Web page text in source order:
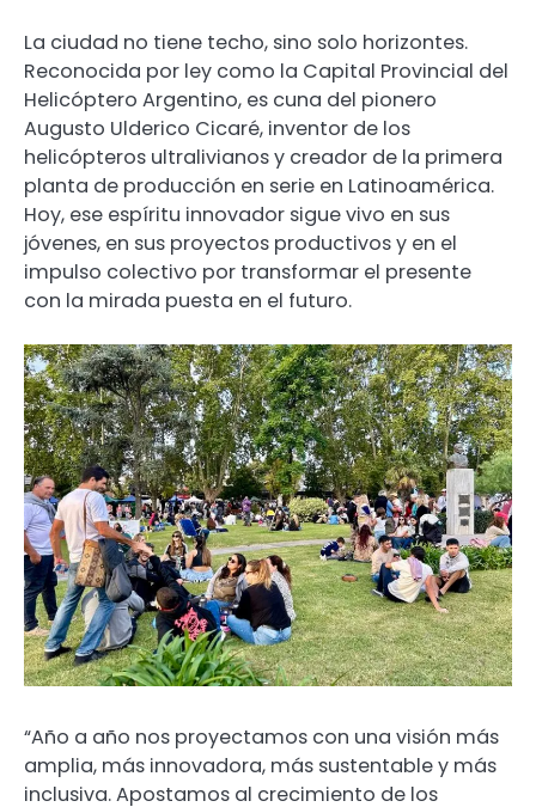
La ciudad no tiene techo, sino solo horizontes.
Reconocida por ley como la Capital Provincial del
Helicóptero Argentino, es cuna del pionero
Augusto Ulderico Cicaré, inventor de los
helicópteros ultralivianos y creador de la primera
planta de producción en serie en Latinoamérica.
Hoy, ese espíritu innovador sigue vivo en sus
jóvenes, en sus proyectos productivos y en el
impulso colectivo por transformar el presente
con la mirada puesta en el futuro.
“Año a año nos proyectamos con una visión más
amplia, más innovadora, más sustentable y más
inclusiva. Apostamos al crecimiento de los